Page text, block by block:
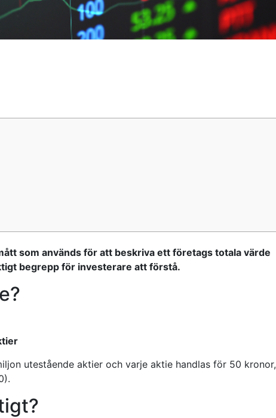
som används för att beskriva ett företags totala värde
begrepp för investerare att förstå.
utestående aktier och varje aktie handlas för 50 kronor,